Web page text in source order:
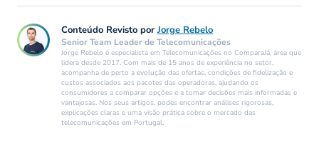
Conteúdo Revisto por Jorge Rebelo
Senior Team Leader de Telecomunicações
Jorge Rebelo é especialista em Telecomunicações no ComparaJá, área que
lidera desde 2017. Com mais de 15 anos de experiência no setor,
acompanha de perto a evolução das ofertas, condições de fidelização e
custos associados aos pacotes das operadoras, ajudando os
consumidores a comparar opções e a tomar decisões mais informadas e
vantajosas. Nos seus artigos, podes encontrar análises rigorosas,
explicações claras e uma visão prática sobre o mercado das
telecomunicações em Portugal.